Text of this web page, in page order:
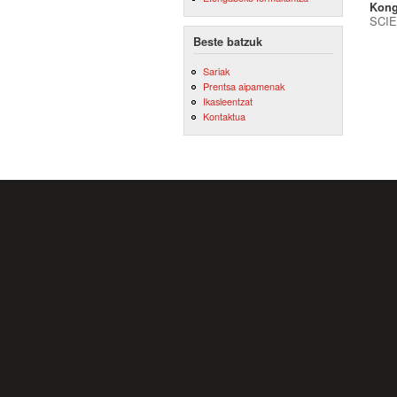
Beste batzuk
Sariak
Prentsa aipamenak
Ikasleentzat
Kontaktua